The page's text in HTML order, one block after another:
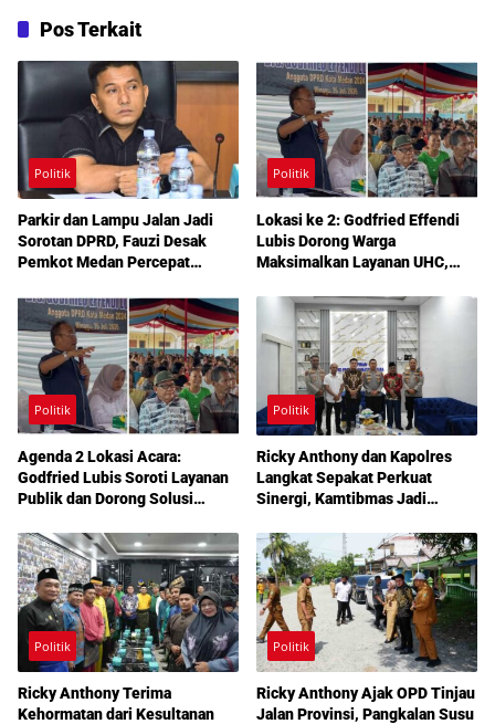
Pos Terkait
Politik
Parkir dan Lampu Jalan Jadi
Sorotan DPRD, Fauzi Desak
Pemkot Medan Percepat
Politik
Lokasi ke 2: Godfried Effendi
Lubis Dorong Warga
Maksimalkan Layanan UHC,
Pendidikan Mengemuka dalam
Reses Medan Amplas
Politik
Agenda 2 Lokasi Acara:
Godfried Lubis Soroti Layanan
Publik dan Dorong Solusi
DPRD Medan
Politik
Ricky Anthony dan Kapolres
Langkat Sepakat Perkuat
Sinergi, Kamtibmas Jadi
Politik
Ricky Anthony Terima
Kehormatan dari Kesultanan
Politik
Ricky Anthony Ajak OPD Tinjau
Jalan Provinsi, Pangkalan Susu